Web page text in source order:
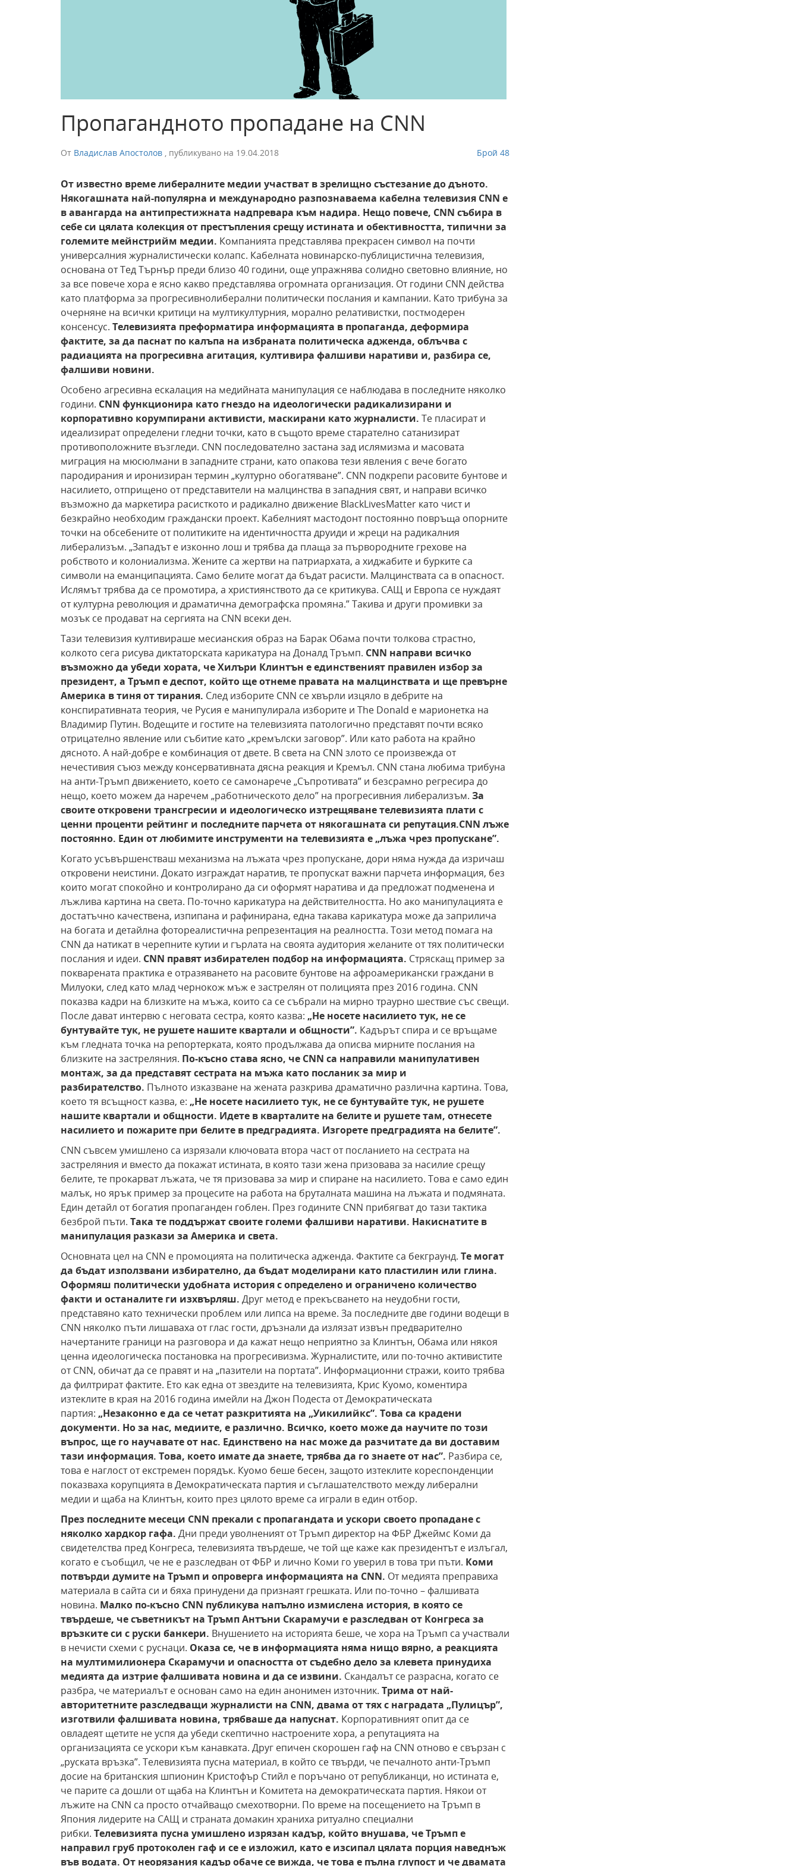
Пропагандното пропадане на CNN
От Владислав Апостолов , публикувано на 19.04.2018 Брой 48
От известно времелибералните медии участват в зрелищно състезание додъното.
Някогашната най-популярна и международно разпознаваема кабелна телевизия CNN e
в авангарда на антипрестижната надпревара към надира. Нещо повече, CNN събира в
себе си цялата колекция от престъпления срещу истината и обективността, типични за
големите мейнстрийм медии. Компанията представлява прекрасен символ на почти
универсалния журналистически колапс. Кабелната новинарско-публицистична телевизия,
основана от Тед Търнър преди близо 40 години, още упражнява солидно световно влияние, но
за все повече хора е ясно какво представлява огромната организация. От години CNN действа
като платформа за прогресивнолиберални политически послания и кампании. Като трибуна за
очерняне на всички критици на мултикултурния, морално релативистки, постмодерен
консенсус. Телевизията преформатира информацията в пропаганда, деформира
фактите, за да паснат по калъпа на избраната политическа адженда, облъчва с
радиацията на прогресивна агитация, култивира фалшиви наративи и, разбира се,
фалшиви новини.
Особено агресивна ескалация на медийната манипулация се наблюдава в последните няколко
години. CNN функционира като гнездо на идеологически радикализирани и
корпоративно корумпирани активисти, маскирани като журналисти. Те пласират и
идеализират определени гледни точки, като в същото време старателно сатанизират
противоположните възгледи. CNN последователно застана зад ислямизма и масовата
миграция на мюсюлмани в западните страни, като опакова тези явления с вече богато
пародирания и иронизиран термин „културно обогатяване”. CNN подкрепи расовите бунтове и
насилието, отприщено от представители на малцинства в западния свят, и направи всичко
възможно да маркетира расисткото и радикално движение BlackLivesMatter като чист и
безкрайно необходим граждански проект. Кабелният мастодонт постоянно повръща опорните
точки на обсебените от политиките на идентичността друиди и жреци на радикалния
либерализъм. „Западът е изконно лош и трябва да плаща за първородните грехове на
робството и колониализма. Жените са жертви на патриархата, а хиджабите и бурките са
символи на еманципацията. Само белите могат да бъдат расисти. Малцинствата са в опасност.
Ислямът трябва да се промотира, а християнството да се критикува. САЩ и Европа се нуждаят
от културна революция и драматична демографска промяна.” Такива и други промивки за
мозък се продават на сергията на CNN всеки ден.
Тази телевизия култивираше месианския образ на Барак Обама почти толкова страстно,
колкото сега рисува диктаторската карикатура на Доналд Тръмп. CNN направи всичко
възможно да убеди хората, че Хилъри Клинтън еединственият правилен изборза
президент, а Тръмп е деспот, който ще отнеме правата на малцинствата и ще превърне
Америка в тиня оттирания. След изборите CNN се хвърли изцяло в дебрите на
конспиративната теория, че Русия е манипулирала изборите и The Donald е марионетка на
Владимир Путин. Водещите и гостите на телевизията патологично представят почти всяко
отрицателно явление или събитие като „кремълски заговор”. Или като работа на крайно
дясното. А най-добре е комбинация от двете. В света на CNN злото се произвежда от
нечестивия съюз между консервативната дясна реакция и Кремъл. CNN стана любима трибуна
на анти-Тръмп движението, което се самонарече „Съпротивата” и безсрамно регресира до
нещо, което можем да наречем „работническото дело” на прогресивния либерализъм. За
своите откровени трансгресии и идеологическо изтрещяване телевизията плати с
ценни проценти рейтинг и последните парчета от някогашната си репутация.CNN лъже
постоянно. Един от любимите инструменти на телевизията е „лъжа чрез пропускане”.
Когато усъвършенстваш механизма на лъжата чрез пропускане, дори няма нужда да изричаш
откровени неистини. Докато изграждат наратив, те пропускат важни парчета информация, без
които могат спокойно и контролирано да си оформят наратива и да предложат подменена и
лъжлива картина на света. По-точно карикатура на действителността. Но ако манипулацията е
достатъчно качествена, изпипана и рафинирана, една такава карикатура може да заприлича
на богата и детайлна фотореалистична репрезентация на реалността. Този метод помага на
CNN да натикат в черепните кутии и гърлата на своята аудитория желаните от тях политически
послания и идеи. CNN правят избирателен подбор на информацията. Стряскащ пример за
покварената практика е отразяването на расовите бунтове на афроамерикански граждани в
Милуоки, след като млад чернокож мъж е застрелян от полицията през 2016 година. CNN
показва кадри на близките на мъжа, които са се събрали на мирно траурно шествие със свещи.
После дават интервю с неговата сестра, която казва: „Не носете насилието тук, не се
бунтувайте тук, не рушете нашите квартали и общности”. Кадърът спира и се връщаме
към гледната точка на репортерката, която продължава да описва мирните послания на
близките на застреляния. По-късно става ясно, че CNN са направили манипулативен
монтаж, за да представят сестрата на мъжа като посланик за мир и
разбирателство. Пълното изказване на жената разкрива драматично различна картина. Това,
което тя всъщност казва, е: „Не носете насилието тук, не себунтувайте тук, не рушете
нашите квартали и общности. Идете в кварталите на белите и рушете там, отнесете
насилието и пожарите при белите в предградията. Изгорете предградията на белите”.
CNN съвсем умишлено са изрязали ключовата втора част от посланието на сестрата на
застреляния и вместо да покажат истината, в която тази жена призовава за насилие срещу
белите, те прокарват лъжата, че тя призовава за мир и спиране на насилието. Това е само един
малък, но ярък пример за процесите на работа на бруталната машина на лъжата и подмяната.
Един детайл от богатия пропаганден гоблен. През годините CNN прибягват до тази тактика
безброй пъти. Така те поддържат своите големи фалшиви наративи. Накиснатите в
манипулация разкази за Америка и света.
Основната цел на CNN е промоцията на политическа адженда. Фактите са бекграунд. Те могат
да бъдат използвани избирателно, да бъдат моделирани като пластилин или глина.
Оформяш политически удобната история с определено и ограничено количество
факти и останалите ги изхвърляш. Друг метод е прекъсването на неудобни гости,
представяно като технически проблем или липса на време. За последните две години водещи в
CNN няколко пъти лишаваха от глас гости, дръзнали да излязат извън предварително
начертаните граници на разговора и да кажат нещо неприятно за Клинтън, Обама или някоя
ценна идеологическа постановка на прогресивизма. Журналистите, или по-точно активистите
от CNN, обичат да се правят и на „пазители на портата”. Информационни стражи, които трябва
да филтрират фактите. Ето как една от звездите на телевизията, Крис Куомо, коментира
изтеклите в края на 2016 година имейли на Джон Подеста от Демократическата
партия: „Незаконно еда се четат разкритията на „Уикилийкс”. Това са крадени
документи. Но за нас, медиите, е различно. Всичко, което може да научите по този
въпрос, ще го научавате от нас. Единствено на нас можеда разчитате да ви доставим
тази информация. Това, което имате да знаете, трябва да гознаете от нас”. Разбира се,
това е наглост от екстремен порядък. Куомо беше бесен, защото изтеклите кореспонденции
показваха корупцията в Демократическата партия и съглашателството между либерални
медии и щаба на Клинтън, които през цялото време са играли в един отбор.
През последните месеци CNN прекали с пропагандата и ускори своето пропадане с
няколко хардкор гафа. Дни преди уволненият от Тръмп директор на ФБР Джеймс Коми да
свидетелства пред Конгреса, телевизията твърдеше, че той ще каже как президентът е излъгал,
когато е съобщил, че не е разследван от ФБР и лично Коми го уверил в това три пъти. Коми
потвърди думите на Тръмп и опроверга информацията на CNN. Oт медията преправиха
материала в сайта си и бяха принудени да признаят грешката. Или по-точно – фалшивата
новина. Малко по-късно CNN публикува напълно измислена история, в която се
твърдеше, че съветникът на Тръмп Антъни Скарамучи е разследван от Конгреса за
връзките си с руски банкери. Внушението на историята беше, че хора на Тръмп са участвали
в нечисти схеми с руснаци. Оказа се, че в информацията няма нищо вярно, а реакцията
на мултимилионера Скарамучи и опасността от съдебно делоза клевета принудиха
медията да изтрие фалшивата новина и да се извини. Скандалът се разрасна, когато се
разбра, че материалът е основан само на един анонимен източник. Трима от най-
авторитетните разследващи журналисти на CNN, двама от тях с наградата „Пулицър”,
изготвили фалшивата новина, трябваше да напуснат. Корпоративният опит да се
овладеят щетите не успя да убеди скептично настроените хора, а репутацията на
организацията се ускори към канавката. Друг епичен скорошен гаф на CNN отново е свързан с
„руската връзка”. Телевизията пусна материал, в който се твърди, че печалното анти-Тръмп
досие на британския шпионин Кристофър Стийл е поръчано от републиканци, но истината е,
че парите са дошли от щаба на Клинтън и Комитета на демократическата партия. Някои от
лъжите на CNN са просто отчайващо смехотворни. По време на посещението на Тръмп в
Япония лидерите на САЩ и страната домакин храниха ритуално специални
рибки. Телевизията пусна умишлено изрязан кадър, който внушава, че Тръмп е
направил груб протоколен гаф и се е изложил, като е изсипал цялата порция наведнъж
във водата. От неорязания кадър обаче се вижда, че това е пълна глупост и че двамата